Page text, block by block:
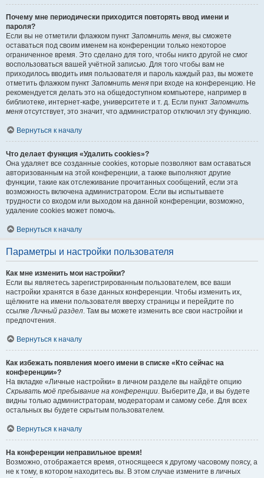
Почему мне периодически приходится повторять ввод имени и
пароля?
Если вы не отметили флажком пункт Запомнить меня, вы сможете
оставаться под своим именем на конференции только некоторое
ограниченное время. Это сделано для того, чтобы никто другой не смог
воспользоваться вашей учётной записью. Для того чтобы вам не
приходилось вводить имя пользователя и пароль каждый раз, вы можете
отметить флажком пункт Запомнить меня при входе на конференцию. Не
рекомендуется делать это на общедоступном компьютере, например в
библиотеке, интернет-кафе, университете и т. д. Если пункт Запомнить
меня отсутствует, это значит, что администратор отключил эту функцию.
Вернуться к началу
Что делает функция «Удалить cookies»?
Она удаляет все созданные cookies, которые позволяют вам оставаться
авторизованным на этой конференции, а также выполняют другие
функции, такие как отслеживание прочитанных сообщений, если эта
возможность включена администратором. Если вы испытываете
трудности со входом или выходом на данной конференции, возможно,
удаление cookies может помочь.
Вернуться к началу
Параметры и настройки пользователя
Как мне изменить мои настройки?
Если вы являетесь зарегистрированным пользователем, все ваши
настройки хранятся в базе данных конференции. Чтобы изменить их,
щёлкните на имени пользователя вверху страницы и перейдите по
ссылкеЛичный раздел. Там вы можете изменить все свои настройки и
предпочтения.
Вернуться к началу
Как избежать появления моего имени в списке «Кто сейчас на
конференции»?
На вкладке «Личные настройки» в личном разделе вы найдёте опцию
Скрывать моё пребывание на конференции. ВыберитеДа, и вы будете
видны только администраторам, модераторам и самому себе. Для всех
остальных вы будете скрытым пользователем.
Вернуться к началу
На конференции неправильное время!
Возможно, отображается время, относящееся к другому часовому поясу, а
не к тому, в котором находитесь вы. В этом случае измените в личных